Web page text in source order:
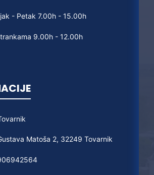
- Petak 7.00h - 15.00h
9.00h - 12.00h
Matoša 2, 32249 Tovarnik